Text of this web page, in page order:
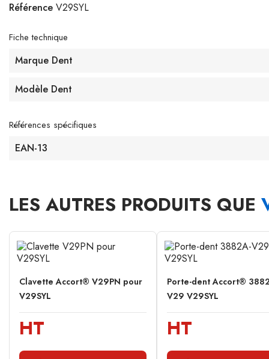
Référence V29SYL
Fiche technique
Marque Dent
Modèle Dent
Références spécifiques
EAN-13
LES AUTRES PRODUITS QUE
Clavette Accort® V29PN pour
V29SYL
HT
Porte-dent Accort®
V29 V29SYL
HT